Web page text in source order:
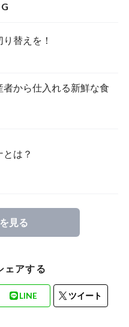
替えを！
から仕入れる新鮮な食
は？
見る
ェアする
LINE ツイート